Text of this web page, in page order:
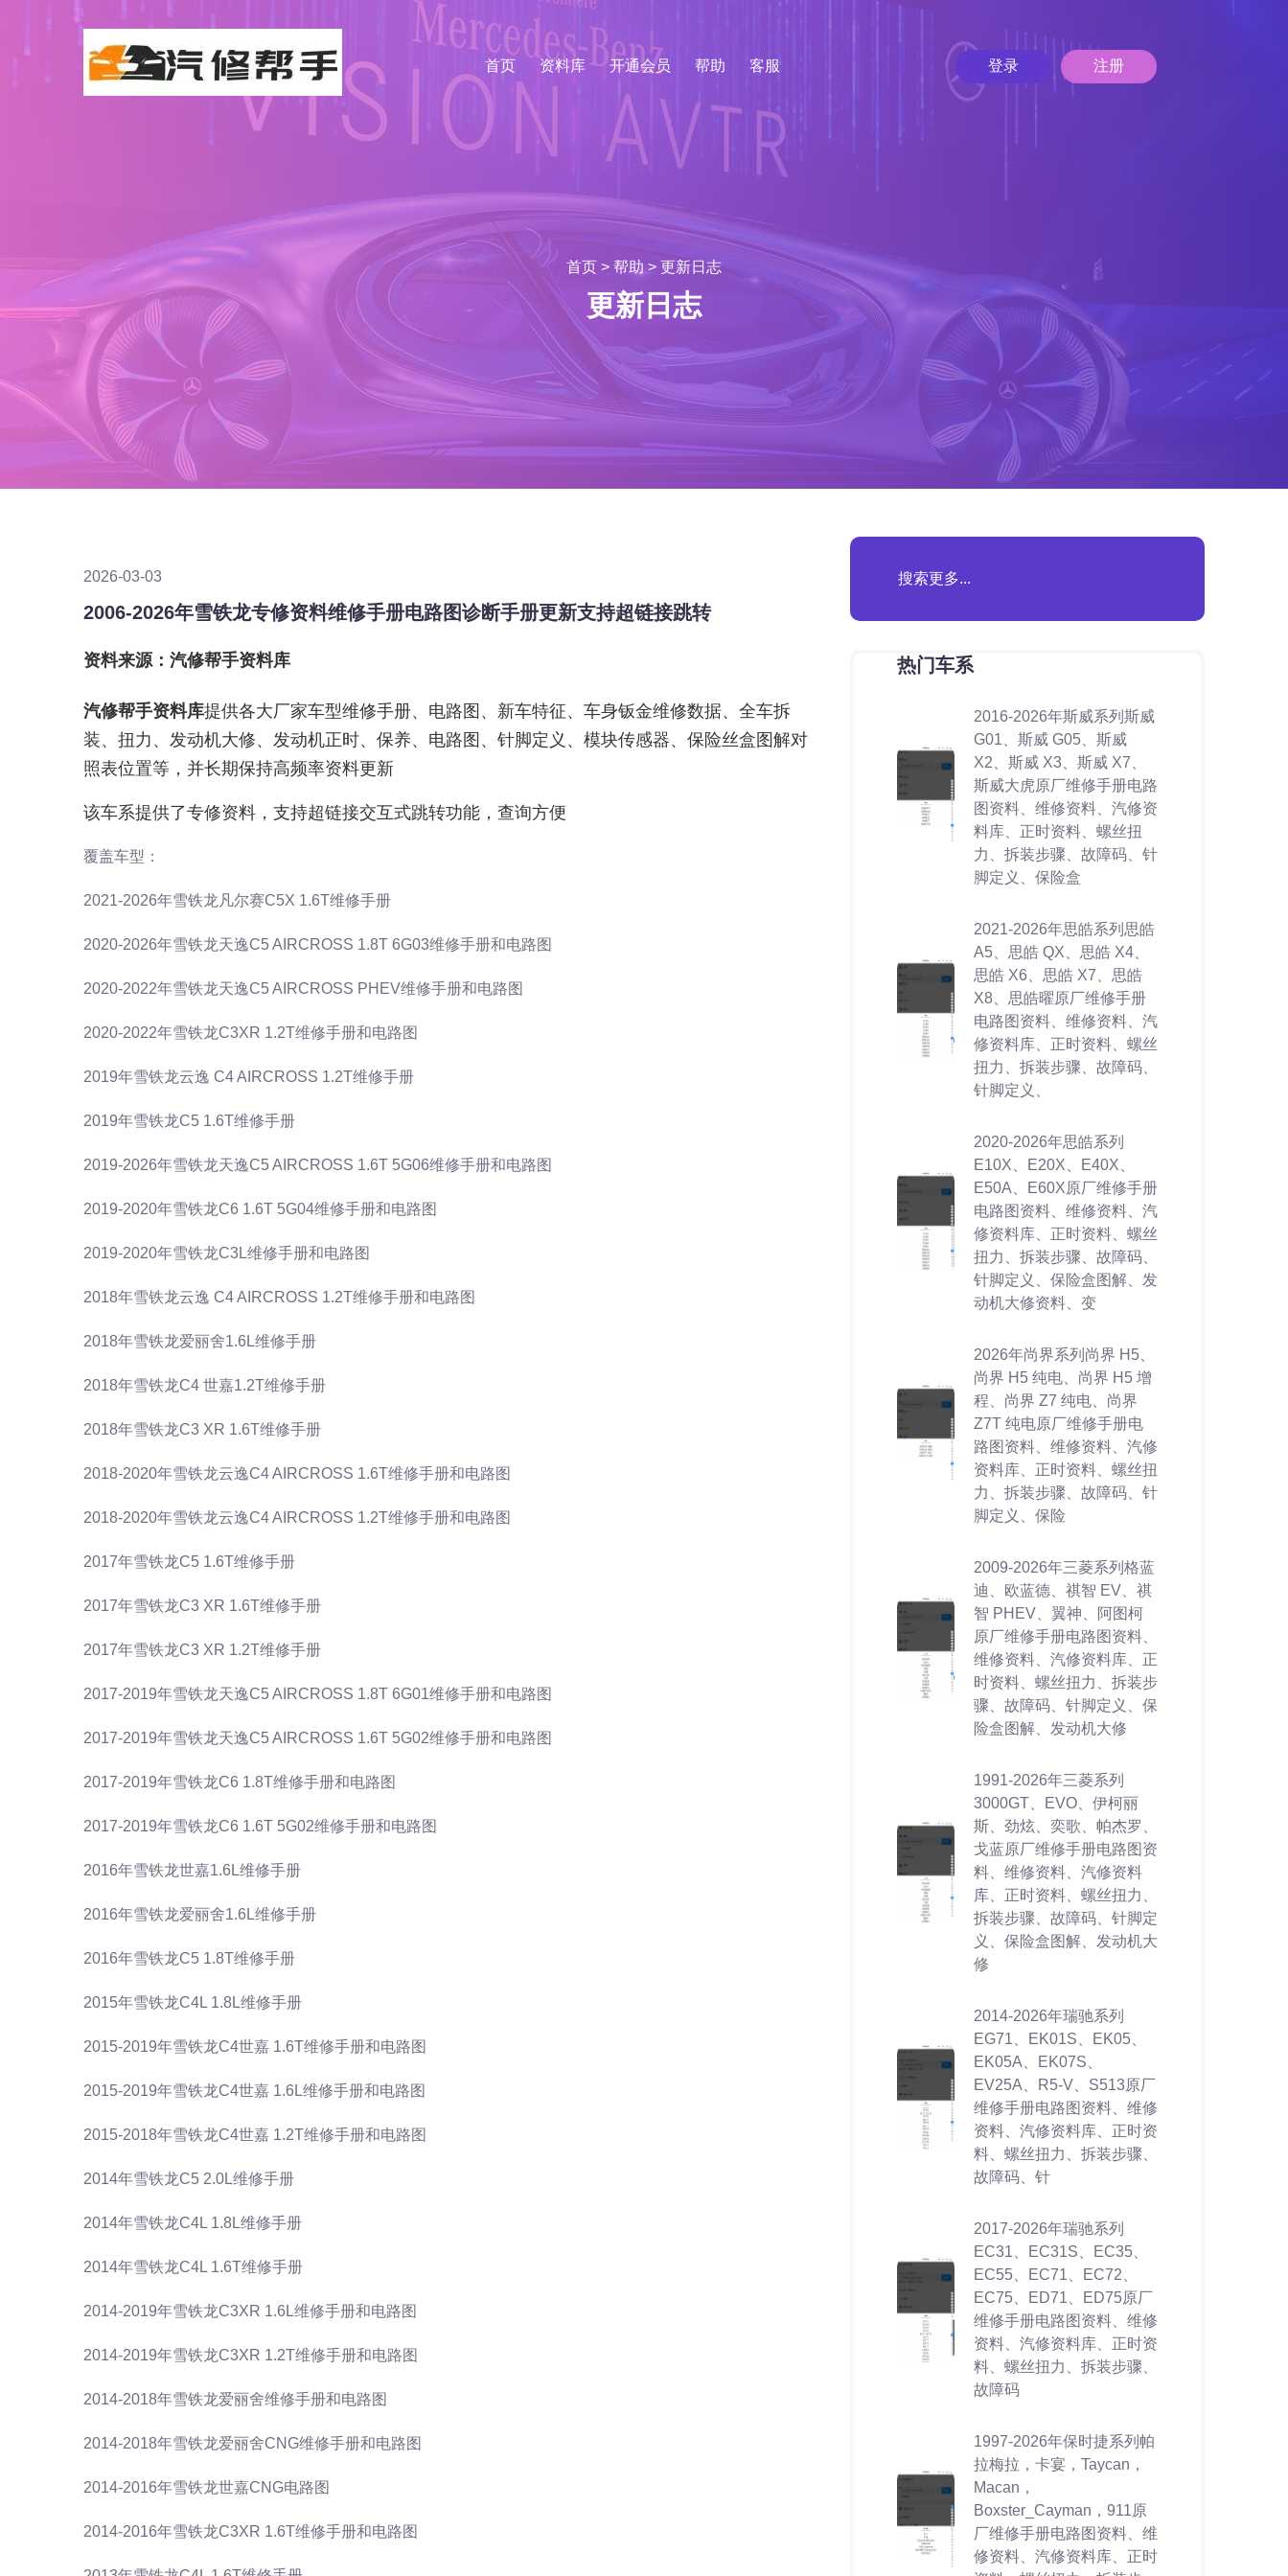
首页 资料库 开通会员 帮助 客服 登录 注册
首页 > 帮助 > 更新日志
更新日志
2026-03-03
2006-2026年雪铁龙专修资料维修手册电路图诊断手册更新支持超链接跳转
资料来源：汽修帮手资料库
汽修帮手资料库提供各大厂家车型维修手册、电路图、新车特征、车身钣金维修数据、全车拆
装、扭力、发动机大修、发动机正时、保养、电路图、针脚定义、模块传感器、保险丝盒图解对
照表位置等，并长期保持高频率资料更新
该车系提供了专修资料，支持超链接交互式跳转功能，查询方便
覆盖车型：
2021-2026年雪铁龙凡尔赛C5X 1.6T维修手册
2020-2026年雪铁龙天逸C5 AIRCROSS 1.8T 6G03维修手册和电路图
2020-2022年雪铁龙天逸C5 AIRCROSS PHEV维修手册和电路图
2020-2022年雪铁龙C3XR 1.2T维修手册和电路图
2019年雪铁龙云逸 C4 AIRCROSS 1.2T维修手册
2019年雪铁龙C5 1.6T维修手册
2019-2026年雪铁龙天逸C5 AIRCROSS 1.6T 5G06维修手册和电路图
2019-2020年雪铁龙C6 1.6T 5G04维修手册和电路图
2019-2020年雪铁龙C3L维修手册和电路图
2018年雪铁龙云逸 C4 AIRCROSS 1.2T维修手册和电路图
2018年雪铁龙爱丽舍1.6L维修手册
2018年雪铁龙C4 世嘉1.2T维修手册
2018年雪铁龙C3 XR 1.6T维修手册
2018-2020年雪铁龙云逸C4 AIRCROSS 1.6T维修手册和电路图
2018-2020年雪铁龙云逸C4 AIRCROSS 1.2T维修手册和电路图
2017年雪铁龙C5 1.6T维修手册
2017年雪铁龙C3 XR 1.6T维修手册
2017年雪铁龙C3 XR 1.2T维修手册
2017-2019年雪铁龙天逸C5 AIRCROSS 1.8T 6G01维修手册和电路图
2017-2019年雪铁龙天逸C5 AIRCROSS 1.6T 5G02维修手册和电路图
2017-2019年雪铁龙C6 1.8T维修手册和电路图
2017-2019年雪铁龙C6 1.6T 5G02维修手册和电路图
2016年雪铁龙世嘉1.6L维修手册
2016年雪铁龙爱丽舍1.6L维修手册
2016年雪铁龙C5 1.8T维修手册
2015年雪铁龙C4L 1.8L维修手册
2015-2019年雪铁龙C4世嘉 1.6T维修手册和电路图
2015-2019年雪铁龙C4世嘉 1.6L维修手册和电路图
2015-2018年雪铁龙C4世嘉 1.2T维修手册和电路图
2014年雪铁龙C5 2.0L维修手册
2014年雪铁龙C4L 1.8L维修手册
2014年雪铁龙C4L 1.6T维修手册
2014-2019年雪铁龙C3XR 1.6L维修手册和电路图
2014-2019年雪铁龙C3XR 1.2T维修手册和电路图
2014-2018年雪铁龙爱丽舍维修手册和电路图
2014-2018年雪铁龙爱丽舍CNG维修手册和电路图
2014-2016年雪铁龙世嘉CNG电路图
2014-2016年雪铁龙C3XR 1.6T维修手册和电路图
热门车系
2016-2026年斯威系列斯威
G01、斯威 G05、斯威
X2、斯威 X3、斯威 X7、
斯威大虎原厂维修手册电路
图资料、维修资料、汽修资
料库、正时资料、螺丝扭
力、拆装步骤、故障码、针
脚定义、保险盒
2021-2026年思皓系列思皓
A5、思皓 QX、思皓 X4、
思皓 X6、思皓 X7、思皓
X8、思皓曜原厂维修手册
电路图资料、维修资料、汽
修资料库、正时资料、螺丝
扭力、拆装步骤、故障码、
针脚定义、
2020-2026年思皓系列
E10X、E20X、E40X、
E50A、E60X原厂维修手册
电路图资料、维修资料、汽
修资料库、正时资料、螺丝
扭力、拆装步骤、故障码、
针脚定义、保险盒图解、发
动机大修资料、变
2026年尚界系列尚界 H5、
尚界 H5 纯电、尚界 H5 增
程、尚界 Z7 纯电、尚界
Z7T 纯电原厂维修手册电
路图资料、维修资料、汽修
资料库、正时资料、螺丝扭
力、拆装步骤、故障码、针
脚定义、保险
2009-2026年三菱系列格蓝
迪、欧蓝德、祺智 EV、祺
智 PHEV、翼神、阿图柯
原厂维修手册电路图资料、
维修资料、汽修资料库、正
时资料、螺丝扭力、拆装步
骤、故障码、针脚定义、保
险盒图解、发动机大修
1991-2026年三菱系列
3000GT、EVO、伊柯丽
斯、劲炫、奕歌、帕杰罗、
戈蓝原厂维修手册电路图资
料、维修资料、汽修资料
库、正时资料、螺丝扭力、
拆装步骤、故障码、针脚定
义、保险盒图解、发动机大
修
2014-2026年瑞驰系列
EG71、EK01S、EK05、
EK05A、EK07S、
EV25A、R5-V、S513原厂
维修手册电路图资料、维修
资料、汽修资料库、正时资
料、螺丝扭力、拆装步骤、
故障码、针
2017-2026年瑞驰系列
EC31、EC31S、EC35、
EC55、EC71、EC72、
EC75、ED71、ED75原厂
维修手册电路图资料、维修
资料、汽修资料库、正时资
料、螺丝扭力、拆装步骤、
故障码
1997-2026年保时捷系列帕
拉梅拉，卡宴，Taycan，
Macan，
Boxster_Cayman，911原
厂维修手册电路图资料、维
修资料、汽修资料库、正时